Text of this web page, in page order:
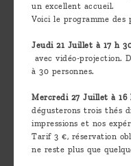
le thé
Comment
votre thé
Contactez-
un excellent accueil.
Voici le programme des
Jeudi 21 Juillet à 17 h
avec vidéo-projection.
à 30 personnes.
Mercredi 27 Juillet à 16
dégusterons trois thés
impressions et nos
Tarif 3 €, réservation
ne reste plus que